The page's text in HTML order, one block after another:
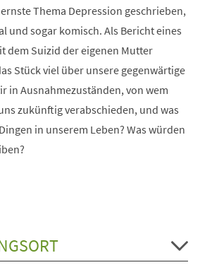
Thema Depression geschrieben,
und sogar komisch. Als Bericht eines
dem Suizid der eigenen Mutter
Stück viel über unsere gegenwärtige
in Ausnahmezuständen, von wem
zukünftig verabschieden, und was
in unserem Leben? Was würden